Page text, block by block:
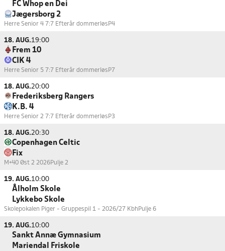
FC Whop en Dei
Jægersborg 2
Herre Senior 4 7:7 Efterår dommerløs P4
18. AUG.19:00
Frem 10
CIK 4
Herre Senior 5 7:7 Efterår dommerløs P7
18. AUG.20:00
Frederiksberg Rangers
K.B. 4
Herre Senior 2 7:7 Efterår dommerløs P3
18. AUG.20:30
Copenhagen Celtic
Fix
M+40 Øst 2 2026Pulje 2
19. AUG.10:00
Ålholm Skole
Lykkebo Skole
Skolepokalen Piger - Gruppespil 1 - 2026/27 Kbh Pulje 6
19. AUG.10:00
Sankt Annæ Gymnasium
Mariendal Friskole